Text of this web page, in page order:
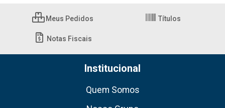
Meus Pedidos Títulos
Notas Fiscais
Institucional
Quem Somos